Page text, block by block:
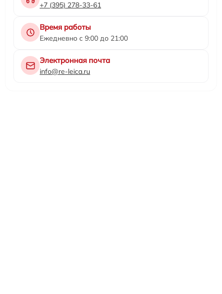
+7 (395) 278-33-61
Время работы
Ежедневно с 9:00 до 21:00
Электронная почта
info@re-leica.ru